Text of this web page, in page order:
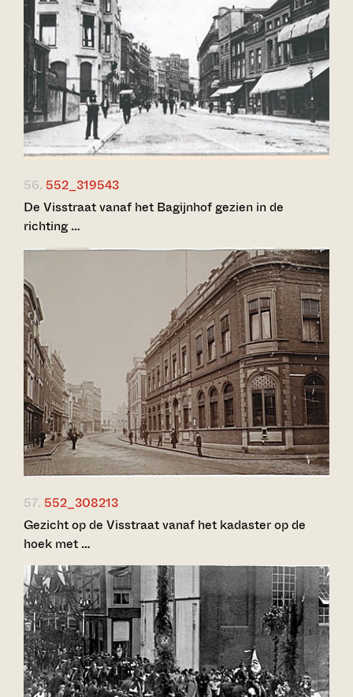
56. 552_319543
De Visstraat vanaf het Bagijnhof gezien in de
richting …
57. 552_308213
Gezicht op de Visstraat vanaf het kadaster op de
hoek met …